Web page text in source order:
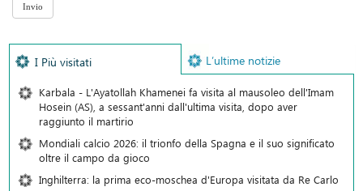
I Più visitati L’ultime notizie
Karbala - L'Ayatollah Khamenei fa visita al mausoleo dell'Imam
Hosein (AS), a sessant'anni dall'ultima visita, dopo aver
raggiunto il martirio
Mondiali calcio 2026: il trionfo della Spagna e il suo significato
oltre il campo da gioco
Inghilterra: la prima eco-moschea d'Europa visitata da Re Carlo